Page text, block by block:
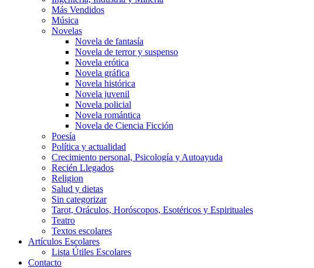
Más Vendidos
Música
Novelas
Novela de fantasía
Novela de terror y suspenso
Novela erótica
Novela gráfica
Novela histórica
Novela juvenil
Novela policial
Novela romántica
Novela de Ciencia Ficción
Poesía
Política y actualidad
Crecimiento personal, Psicología y Autoayuda
Recién Llegados
Religion
Salud y dietas
Sin categorizar
Tarot, Oráculos, Horóscopos, Esotéricos y Espirituales
Teatro
Textos escolares
Artículos Escolares
Lista Útiles Escolares
Contacto